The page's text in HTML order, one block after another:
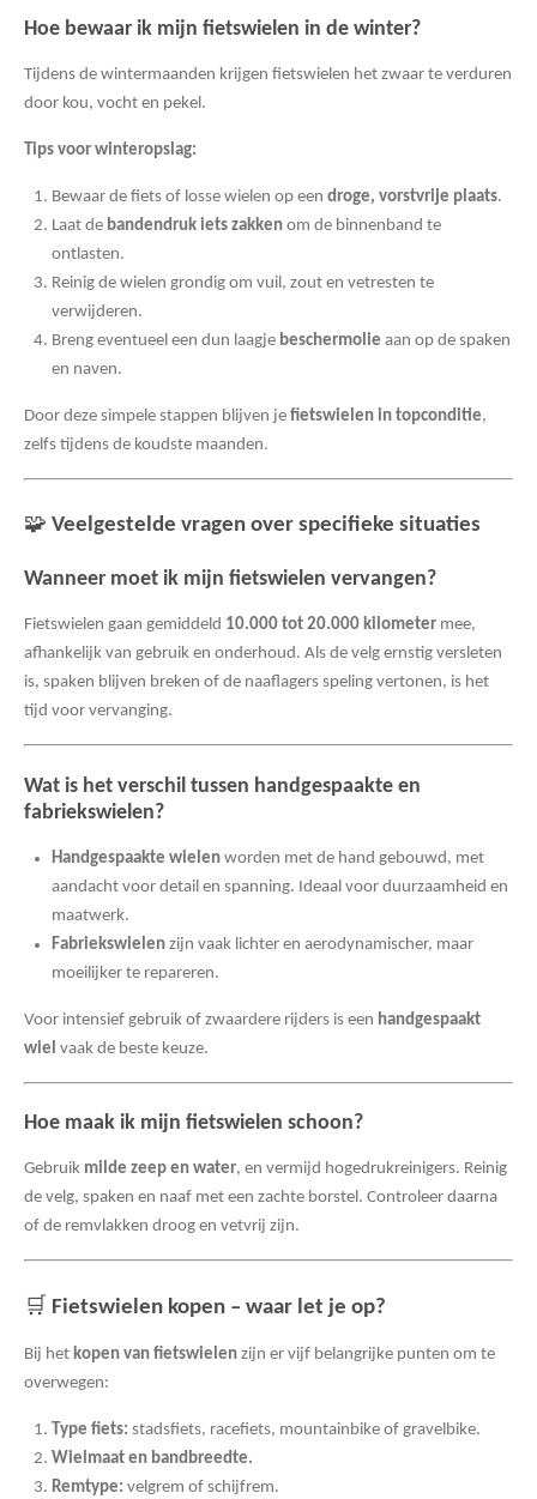
Hoe bewaar ik mijn fietswielen in de winter?
Tijdens de wintermaanden krijgen fietswielen het zwaar te verduren
door kou, vocht en pekel.
Tips voor winteropslag:
Bewaar de fiets of losse wielen op een droge, vorstvrije plaats.
Laat de bandendruk iets zakkenom de binnenband te
ontlasten.
Reinig de wielen grondig om vuil, zout en vetresten te
verwijderen.
Breng eventueel een dun laagje beschermolie aan op de spaken
en naven.
Door deze simpele stappen blijven je fietswielen in topconditie,
zelfs tijdens de koudste maanden.
🧩 Veelgestelde vragen over specifieke situaties
Wanneer moet ik mijn fietswielen vervangen?
Fietswielen gaan gemiddeld 10.000 tot 20.000 kilometer mee,
afhankelijk van gebruik en onderhoud. Als de velg ernstig versleten
is, spaken blijven breken of de naaflagers speling vertonen, is het
tijd voor vervanging.
Wat is het verschil tussen handgespaakte en
fabriekswielen?
Handgespaakte wielenworden met de hand gebouwd, met
aandacht voor detail en spanning. Ideaal voor duurzaamheid en
maatwerk.
Fabriekswielenzijn vaak lichter en aerodynamischer, maar
moeilijker te repareren.
Voor intensief gebruik of zwaardere rijders is een handgespaakt
wiel vaak de beste keuze.
Hoe maak ik mijn fietswielen schoon?
Gebruik milde zeep en water, en vermijd hogedrukreinigers. Reinig
de velg, spaken en naaf met een zachte borstel. Controleer daarna
of de remvlakken droog en vetvrij zijn.
🛒 Fietswielen kopen – waar let je op?
Bij het kopen van fietswielen zijn er vijf belangrijke punten om te
overwegen:
Type fiets: stadsfiets, racefiets, mountainbike of gravelbike.
Wielmaat en bandbreedte.
Remtype: velgrem of schijfrem.